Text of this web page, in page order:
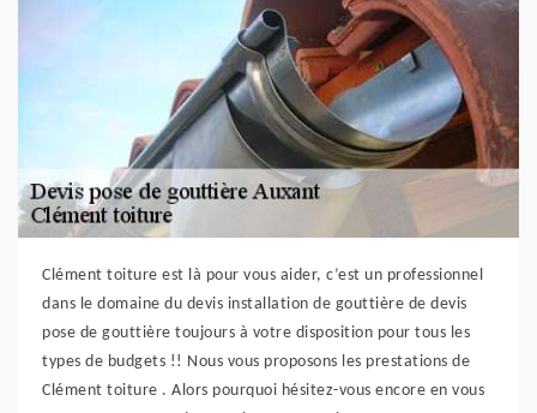
Clément toiture est là pour vous aider, c’est un professionnel
dans le domaine du devis installation de gouttière de devis
pose de gouttière toujours à votre disposition pour tous les
types de budgets !! Nous vous proposons les prestations de
Clément toiture . Alors pourquoi hésitez-vous encore en vous